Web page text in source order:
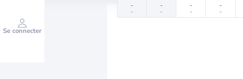
Se connecter
-
-
-
-
-
-
-
-